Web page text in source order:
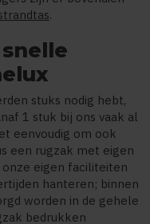
.
stuks nodig hebt,
1 stuk bij ons vaak al
eenvoudig om ook
een rugzak met eigen
eigen faciliteiten
hanteren; binnen
worden in de gehele
bedrukken